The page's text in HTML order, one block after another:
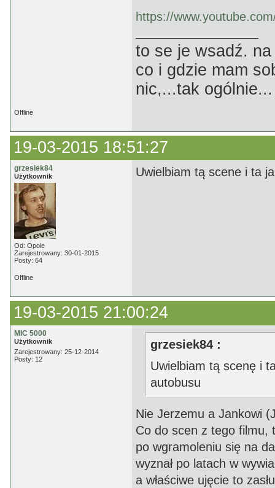
https://
to se je wsadź. na
co i gdzie mam
nic,...tak ogólnie...
Offline
19-03-2015 18:51:27
grzesiek84
Użytkownik
Od: Opole
Zarejestrowany: 30-01-2015
Posty: 64
Uwielbiam tą scene i ta
Offline
19-03-2015 21:00:24
MIC 5000
Użytkownik
Zarejestrowany: 25-12-2014
Posty: 12
grzesiek84 :
Uwielbiam tą scenę i
autobusu
Nie Jerzemu a Jankowi
Co do scen z tego filmu,
po wgramoleniu się na
wyznał po latach w
a właściwe ujęcie to